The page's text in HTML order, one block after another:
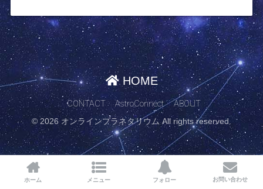
HOME
CONTACT AstroConnect ABOUT
© 2026 オンラインプラネタリウム All rights reserved.
ホーム メニュー フォロー お問い合わせ